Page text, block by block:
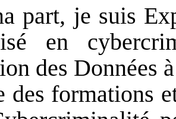
part, je suis
en
des Données
des formations